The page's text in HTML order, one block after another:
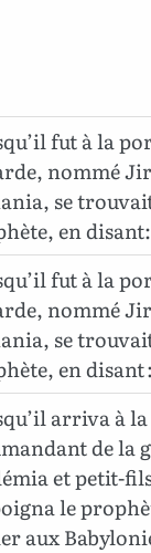
fut à la
nommé
se
en
fut à la
nommé
se
en disant
arriva à
de la
et petit-
le
aux